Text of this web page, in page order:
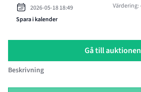
2026-05-18 18:49
Spara i kalender
Gå till auktionen
Beskrivning